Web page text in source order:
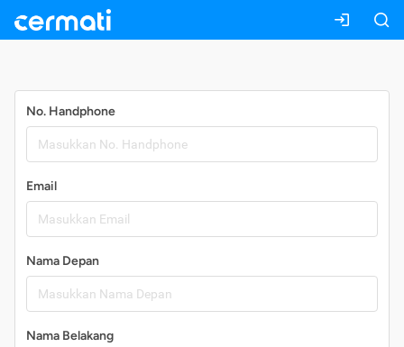
No. Handphone
Email
Nama Depan
Nama Belakang